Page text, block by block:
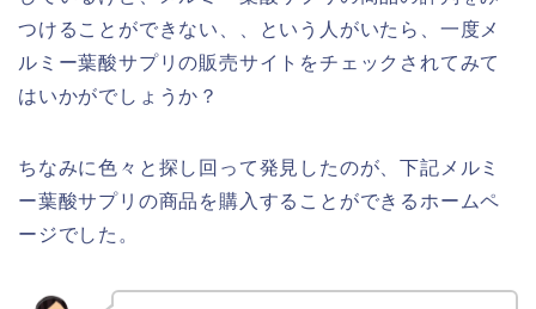
つけることができない、、という人がいたら、一度メ
ルミー葉酸サプリの販売サイトをチェックされてみて
はいかがでしょうか？
ちなみに色々と探し回って発見したのが、下記メルミ
ー葉酸サプリの商品を購入することができるホームペ
ージでした。